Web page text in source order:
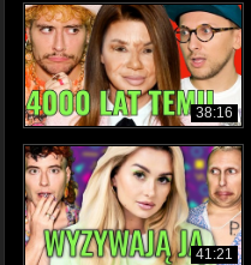
38:16
41:21